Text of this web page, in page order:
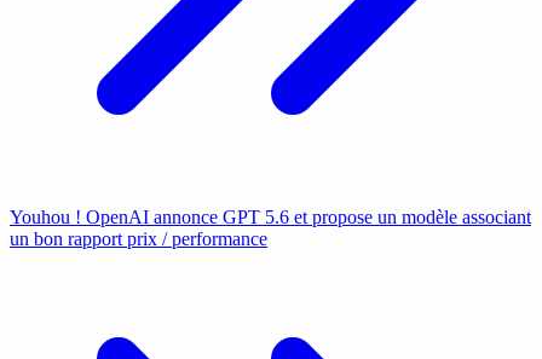
Youhou ! OpenAI annonce GPT 5.6 et propose un modèle associant
un bon rapport prix / performance